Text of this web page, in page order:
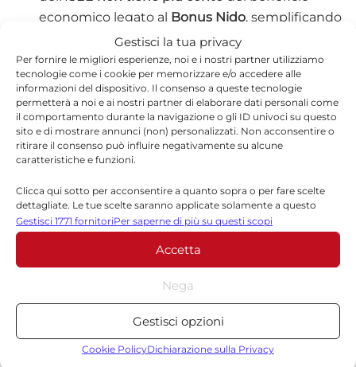
Gestisci la tua privacy
Per fornire le migliori esperienze, noi e i nostri partner utilizziamo
tecnologie come i cookie per memorizzare e/o accedere alle
informazioni del dispositivo. Il consenso a queste tecnologie
permetterà a noi e ai nostri partner di elaborare dati personali come
il comportamento durante la navigazione o gli ID univoci su questo
sito e di mostrare annunci (non) personalizzati. Non acconsentire o
ritirare il consenso può influire negativamente su alcune
caratteristiche e funzioni.
Clicca qui sotto per acconsentire a quanto sopra o per fare scelte
dettagliate. Le tue scelte saranno applicate solamente a questo
sito. È possibile modificare le impostazioni in qualsiasi momento,
compreso il ritiro del consenso, utilizzando i pulsanti della Cookie
Policy o cliccando sul pulsante di gestione del consenso nella parte
inferiore dello schermo.
Statistiche
Archiviare informazioni su dispositivo e/o accedervi, Misurare le
prestazioni degli annunci, Misurare le prestazioni dei contenuti,
Gestisci 1771 fornitoriPer saperne di più su questi scopi
Accetta
Nega
Gestisci opzioni
Cookie PolicyDichiarazione sulla Privacy
economico legato al Bonus Nido, semplificando
l’accesso alla misura per le famiglie con bambini
piccoli.
TORNA IN ATTUALITÀ
Redazione
La redazione di Quotidianodiragusa.it è composta
da giornalisti, collaboratori e professionisti